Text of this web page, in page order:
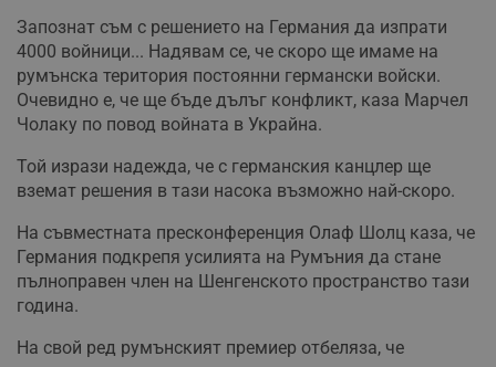
Запознат съм с решението на Германия да изпрати
4000 войници... Надявам се, че скоро ще имаме на
румънска територия постоянни германски войски.
Очевидно е, че ще бъде дълъг конфликт, каза Марчел
Чолаку по повод войната в Украйна.
Той изрази надежда, че с германския канцлер ще
вземат решения в тази насока възможно най-скоро.
На съвместната пресконференция Олаф Шолц каза, че
Германия подкрепя усилията на Румъния да стане
пълноправен член на Шенгенското пространство тази
година.
На свой ред румънският премиер отбеляза, че